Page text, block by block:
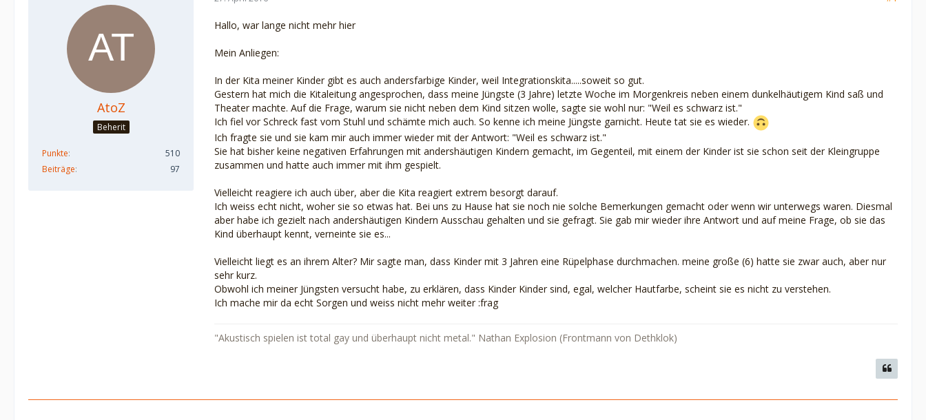
AtoZ
Beherit
Punkte
510
Beiträge
97
Hallo, war lange nicht mehr hier
Mein Anliegen:
In der Kita meiner Kinder gibt es auch andersfarbige Kinder, weil Integrationskita.....soweit so gut.
Gestern hat mich die Kitaleitung angesprochen, dass meine Jüngste (3 Jahre) letzte Woche im Morgenkreis neben einem dunkelhäutigem Kind saß und
Theater machte. Auf die Frage, warum sie nicht neben dem Kind sitzen wolle, sagte sie wohl nur: "Weil es schwarz ist."
Ich fiel vor Schreck fast vom Stuhl und schämte mich auch. So kenne ich meine Jüngste garnicht. Heute tat sie es wieder.
Ich fragte sie und sie kam mir auch immer wieder mit der Antwort: "Weil es schwarz ist."
Sie hat bisher keine negativen Erfahrungen mit andershäutigen Kindern gemacht, im Gegenteil, mit einem der Kinder ist sie schon seit der Kleingruppe
zusammen und hatte auch immer mit ihm gespielt.
Vielleicht reagiere ich auch über, aber die Kita reagiert extrem besorgt darauf.
Ich weiss echt nicht, woher sie so etwas hat. Bei uns zu Hause hat sie noch nie solche Bemerkungen gemacht oder wenn wir unterwegs waren. Diesmal
aber habe ich gezielt nach andershäutigen Kindern Ausschau gehalten und sie gefragt. Sie gab mir wieder ihre Antwort und auf meine Frage, ob sie das
Kind überhaupt kennt, verneinte sie es...
Vielleicht liegt es an ihrem Alter? Mir sagte man, dass Kinder mit 3 Jahren eine Rüpelphase durchmachen. meine große (6) hatte sie zwar auch, aber nur
sehr kurz.
Obwohl ich meiner Jüngsten versucht habe, zu erklären, dass Kinder Kinder sind, egal, welcher Hautfarbe, scheint sie es nicht zu verstehen.
Ich mache mir da echt Sorgen und weiss nicht mehr weiter :frag
"Akustisch spielen ist total gay und überhaupt nicht metal." Nathan Explosion (Frontmann von Dethklok)